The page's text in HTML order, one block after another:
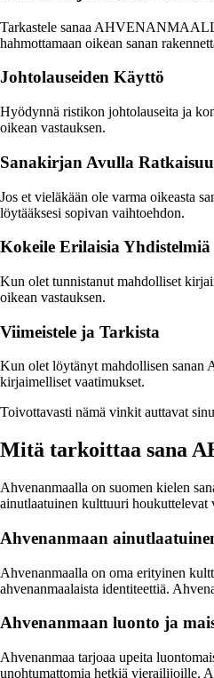
Tarkastele sanaa
hahmottamaan oikean sanan
Johtolauseiden Käyttö
Hyödynnä ristikon johtolauseita ja
oikean vastauksen.
Sanakirjan Avulla
Jos et vieläkään ole varma oikeasta
löytääksesi sopivan vaihtoehdon.
Kokeile Erilaisia Yhdistelmiä
Kun olet tunnistanut mahdolliset
oikean vastauksen.
Viimeistele ja Tarkista
Kun olet löytänyt mahdollisen sanan
kirjaimelliset vaatimukset.
Toivottavasti nämä vinkit auttavat
Mitä tarkoittaa sana
Ahvenanmaalla on suomen kielen
ainutlaatuinen kulttuuri
Ahvenanmaan
Ahvenanmaalla on oma erityinen
ahvenanmaalaista identiteettiä.
Ahvenanmaan luonto ja
Ahvenanmaa tarjoaa upeita
unohtumattomia hetkiä vierailijoille.